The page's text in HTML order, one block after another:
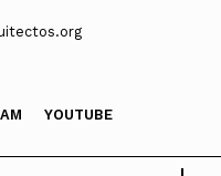
do Conselho
Nuno Teotónio
de Évora, o
YOUTUBE